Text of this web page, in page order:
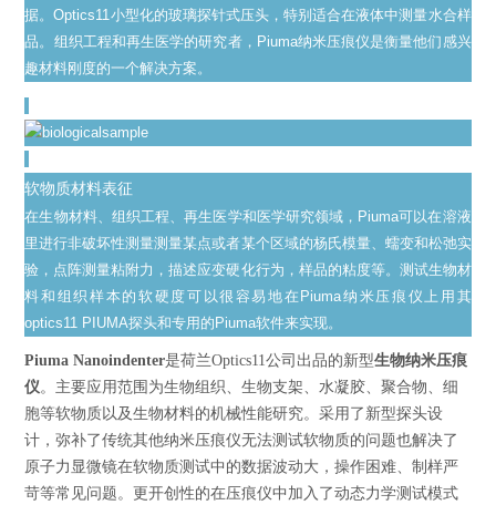
据。Optics11小型化的玻璃探针式压头，特别适合在液体中测量水合样
品。组织工程和再生医学的研究者，Piuma纳米压痕仪是衡量他们感兴
趣材料刚度的一个解决方案。
软物质材料表征
在生物材料、组织工程、再生医学和医学研究领域，Piuma可以在溶液
里进行非破坏性测量测量某点或者某个区域的杨氏模量、蠕变和松弛实
验，点阵测量粘附力，描述应变硬化行为，样品的粘度等。测试生物材
料和组织样本的软硬度可以很容易地在Piuma纳米压痕仪上用其
optics11 PIUMA探头和专用的Piuma软件来实现。
Piuma Nanoindenter是荷兰Optics11公司出品的新型生物纳米压痕
仪。主要应用范围为生物组织、生物支架、水凝胶、聚合物、细
胞等软物质以及生物材料的机械性能研究。采用了新型探头设
计，弥补了传统其他纳米压痕仪无法测试软物质的问题也解决了
原子力显微镜在软物质测试中的数据波动大，操作困难、制样严
苛等常见问题。更开创性的在压痕仪中加入了动态力学测试模式